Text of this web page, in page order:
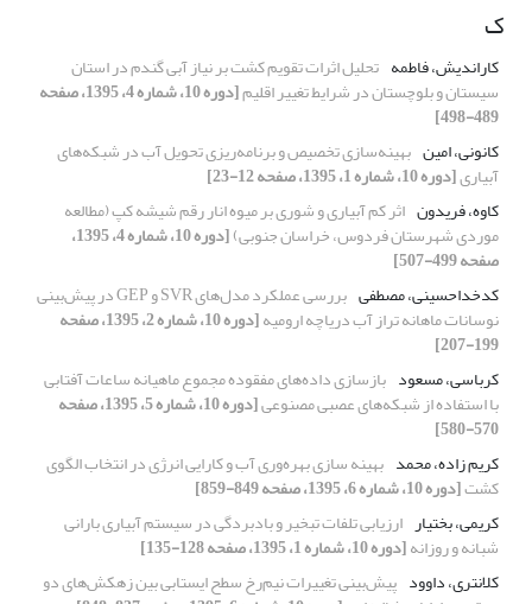
ک
کاراندیش، فاطمه تحلیل اثرات تقویم کشت بر نیاز آبی گندم در استان
سیستان و بلوچستان در شرایط تغییر اقلیم [دوره 10، شماره 4، 1395، صفحه
489-498]
کانونی، امین بهینه‌سازی تخصیص و برنامه‌ریزی تحویل آب در شبکه‌های
آبیاری[دوره 10، شماره 1، 1395، صفحه 12-23]
کاوه، فریدون اثر کم آبیاری و شوری بر میوه انار رقم شیشه کپ (مطالعه
موردی شهرستان فردوس، خراسان جنوبی) [دوره 10، شماره 4، 1395،
صفحه 499-507]
کدخداحسینی، مصطفی
بررسی عملکرد مدل‌های SVR و GEP در پیش‌بینی
نوسانات ماهانه تراز آب دریاچه ارومیه [دوره 10، شماره 2، 1395، صفحه
199-207]
کرباسی، مسعود بازسازی داده‌های مفقوده مجموع ماهیانه ساعات آفتابی
با استفاده از شبکه‌های عصبی مصنوعی [دوره 10، شماره 5، 1395، صفحه
570-580]
کریم زاده، محمد بهینه سازی بهره‌وری آب و کارایی انرژی در انتخاب الگوی
کشت[دوره 10، شماره 6، 1395، صفحه 849-859]
کریمی، بختیار ارزیابی تلفات تبخیر و بادبردگی در سیستم آبیاری بارانی
شبانه و روزانه[دوره 10، شماره 1، 1395، صفحه 128-135]
کلانتری، داوود پیش‌بینی تغییرات نیم‌رخ سطح ایستابی بین زهکش‌های دو